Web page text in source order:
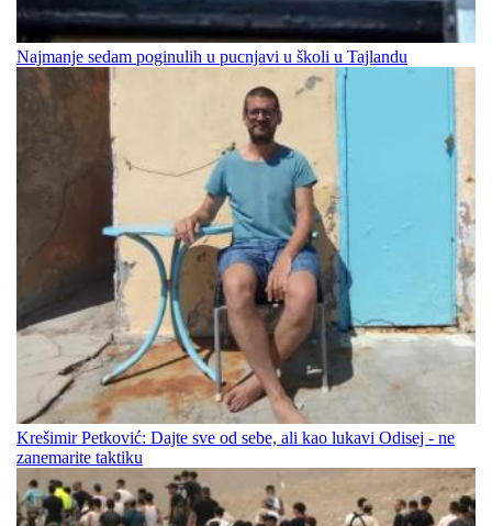
Najmanje sedam poginulih u pucnjavi u školi u Tajlandu
Krešimir Petković: Dajte sve od sebe, ali kao lukavi Odisej - ne
zanemarite taktiku